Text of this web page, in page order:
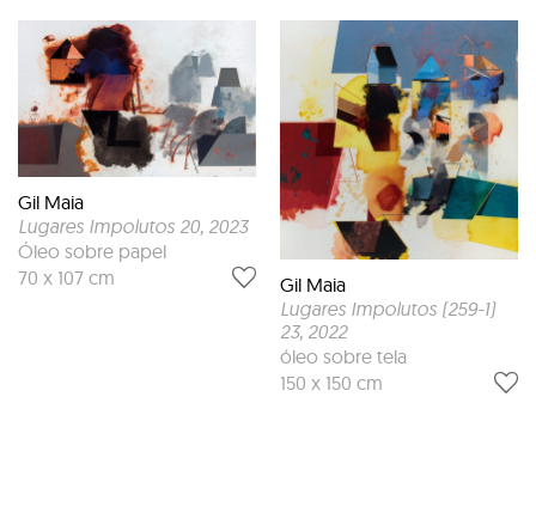
Gil Maia
Lugares Impolutos 20, 2023
Óleo sobre papel
70 x 107 cm
Gil Maia
Lugares Impolutos (259-1)
23, 2022
óleo sobre tela
150 x 150 cm